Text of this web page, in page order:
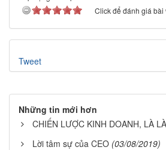
Click để đánh giá bài
Tweet
Những tin mới hơn
CHIẾN LƯỢC KINH DOANH, LÀ
Lời tâm sự của CEO (03/08/2019)